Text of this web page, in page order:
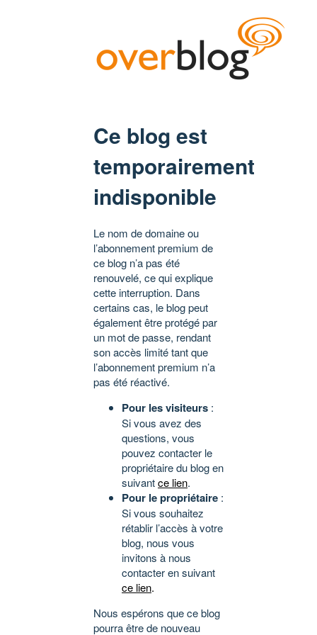
Ce blog est
temporairement
indisponible
Le nom de domaine ou
l’abonnement premium de
ce blog n’a pas été
renouvelé, ce qui explique
cette interruption. Dans
certains cas, le blog peut
également être protégé par
un mot de passe, rendant
son accès limité tant que
l’abonnement premium n’a
pas été réactivé.
Pour les visiteurs :
Si vous avez des
questions, vous
pouvez contacter le
propriétaire du blog en
suivantce lien.
Pour le propriétaire :
Si vous souhaitez
rétablir l’accès à votre
blog, nous vous
invitons à nous
contacter en suivant
ce lien.
Nous espérons que ce blog
pourra être de nouveau